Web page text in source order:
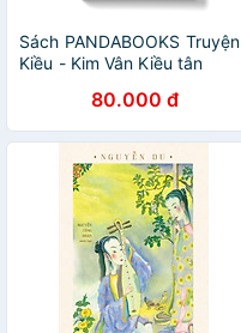
Sách PANDABOOKS Truyện
Kiều - Kim Vân Kiều tân
80.000 đ